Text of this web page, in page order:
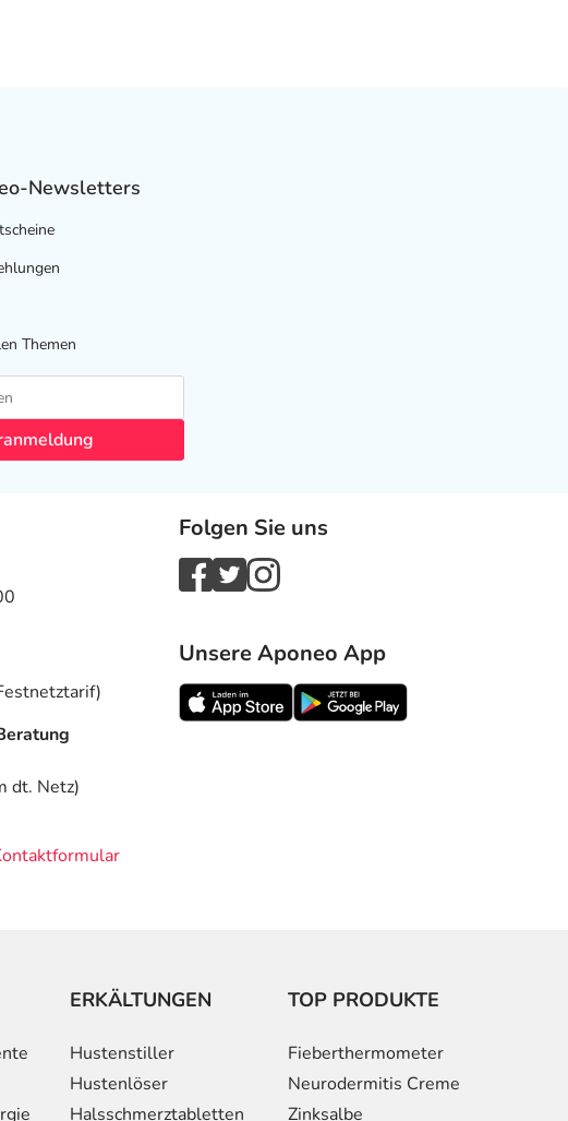
Newsletters
Themen
dt. Netz)
Folgen Sie uns
Unsere Aponeo App
ERKÄLTUNGEN
Hustenstiller
Hustenlöser
Halsschmerztabletten
TOP PRODUKTE
Fieberthermometer
Neurodermitis Creme
Zinksalbe